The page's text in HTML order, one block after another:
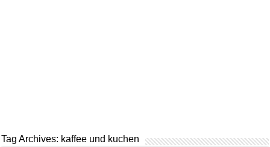
Tag Archives: kaffee und kuchen